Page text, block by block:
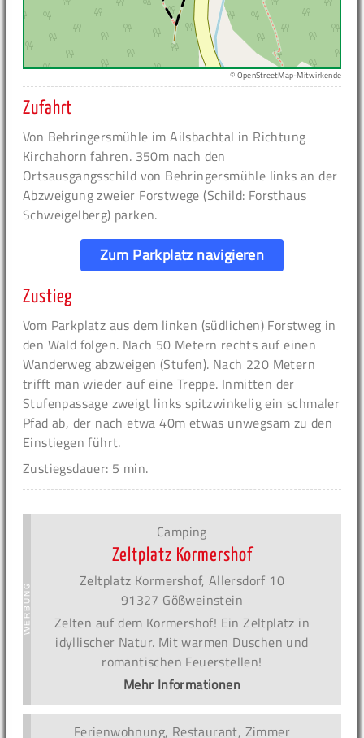
© OpenStreetMap-Mitwirkende
Zufahrt
Von Behringersmühle im Ailsbachtal in Richtung
Kirchahorn fahren. 350m nach den
Ortsausgangsschild von Behringersmühle links an der
Abzweigung zweier Forstwege (Schild: Forsthaus
Schweigelberg) parken.
Zum Parkplatz navigieren
Zustieg
Vom Parkplatz aus dem linken (südlichen) Forstweg in
den Wald folgen. Nach 50 Metern rechts auf einen
Wanderweg abzweigen (Stufen). Nach 220 Metern
trifft man wieder auf eine Treppe. Inmitten der
Stufenpassage zweigt links spitzwinkelig ein schmaler
Pfad ab, der nach etwa 40m etwas unwegsam zu den
Einstiegen führt.
Zustiegsdauer: 5 min.
Camping
Zeltplatz Kormershof
Zeltplatz Kormershof, Allersdorf 10
91327 Gößweinstein
Zelten auf dem Kormershof! Ein Zeltplatz in
idyllischer Natur. Mit warmen Duschen und
romantischen Feuerstellen!
Mehr Informationen
Ferienwohnung, Restaurant, Zimmer